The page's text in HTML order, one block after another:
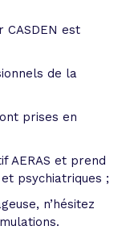
CASDEN est
de la
prises en
AERAS et prend
psychiatriques ;
n’hésitez